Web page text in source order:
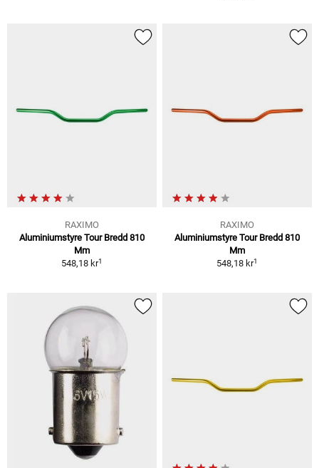
RAXIMO
Aluminiumstyre Tour Bredd 810
Mm
548,18 kr1
RAXIMO
Aluminiumstyre Tour Bredd 810
Mm
548,18 kr1